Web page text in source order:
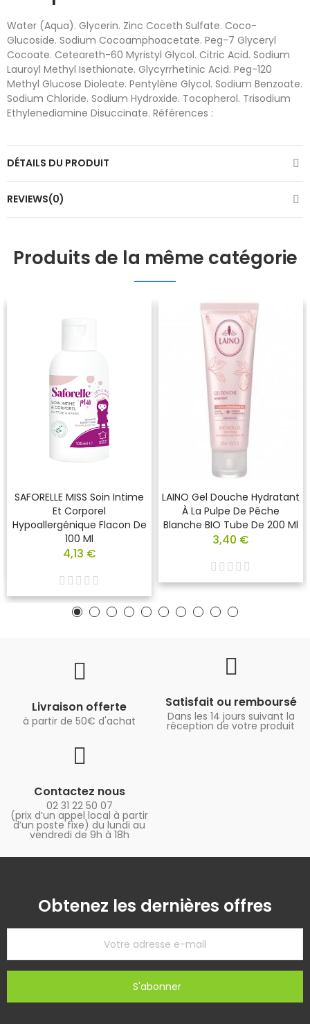
Water (Aqua). Glycerin. Zinc Coceth Sulfate. Coco-
Glucoside. Sodium Cocoamphoacetate. Peg-7 Glyceryl
Cocoate. Ceteareth-60 Myristyl Glycol. Citric Acid. Sodium
Lauroyl Methyl Isethionate. Glycyrrhetinic Acid. Peg-120
Methyl Glucose Dioleate. Pentylène Glycol. Sodium Benzoate.
Sodium Chloride. Sodium Hydroxide. Tocopherol. Trisodium
Ethylenediamine Disuccinate. Références :
DÉTAILS DU PRODUIT
REVIEWS(0)
Produits de la même catégorie
SAFORELLE MISS Soin Intime
Et Corporel
Hypoallergénique Flacon De
100 Ml
4,13 €
LAINO Gel Douche Hydratant
À La Pulpe De Pêche
Blanche BIO Tube De 200 Ml
3,40 €
Livraison offerte
à partir de 50€ d'achat
Satisfait ou remboursé
Dans les 14 jours suivant la
réception de votre produit
Contactez nous
02 31 22 50 07
(prix d’un appel local à partir
d’un poste fixe) du lundi au
vendredi de 9h à 18h
Obtenez les dernières offres
S'abonner